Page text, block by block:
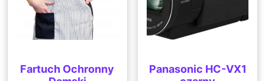
Fartuch Ochronny
Panasonic HC-VX1